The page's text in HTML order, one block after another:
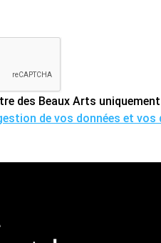
des Beaux Arts
de vos données et vos